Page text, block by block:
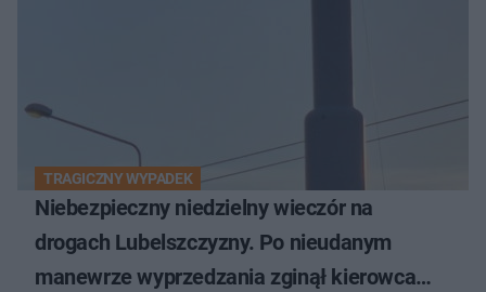
TRAGICZNY WYPADEK
Niebezpieczny niedzielny wieczór na
drogach Lubelszczyzny. Po nieudanym
manewrze wyprzedzania zginął kierowca